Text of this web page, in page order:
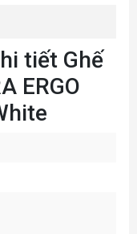
tiết Ghế
ERGO